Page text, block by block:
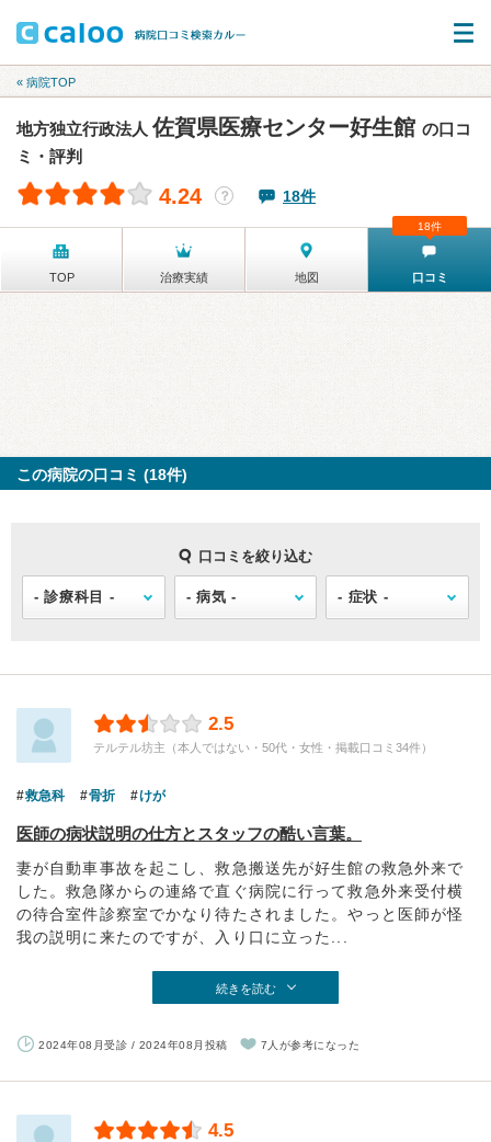
« 病院TOP
地方独立行政法人 佐賀県医療センター好生館 の口コ
ミ・評判
4.24 ？ 18件
TOP 治療実績 地図 口コミ
18件
この病院の口コミ (18件)
口コミを絞り込む
2.5
テルテル坊主（本人ではない・50代・女性・掲載口コミ34件）
救急科 骨折 けが
医師の病状説明の仕方とスタッフの酷い言葉。
妻が自動車事故を起こし、救急搬送先が好生館の救急外来で
した。救急隊からの連絡で直ぐ病院に行って救急外来受付横
の待合室件診察室でかなり待たされました。やっと医師が怪
我の説明に来たのですが、入り口に立った...
続きを読む
2024年08月受診 / 2024年08月投稿 7人が参考になった
4.5